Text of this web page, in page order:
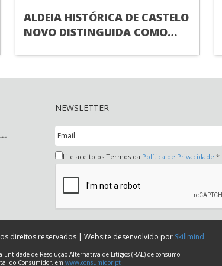
ALDEIA HISTÓRICA DE CASTELO
NOVO DISTINGUIDA COMO
ORGANIZAÇÃO MUNDIAL DO
NEWSLETTER
Li e aceito os Termos da Política de Privacidade *
direitos reservados | Website desenvolvido por Skillmind
de Resolução Alternativa de Litígios (RAL) de consumo.
do Consumidor, em www.consumidor.pt